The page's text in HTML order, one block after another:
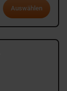
Auswählen